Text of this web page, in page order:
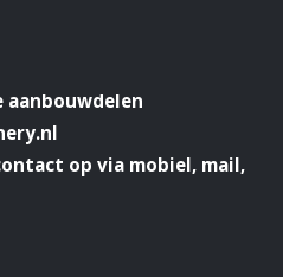
op via mobiel, mail,